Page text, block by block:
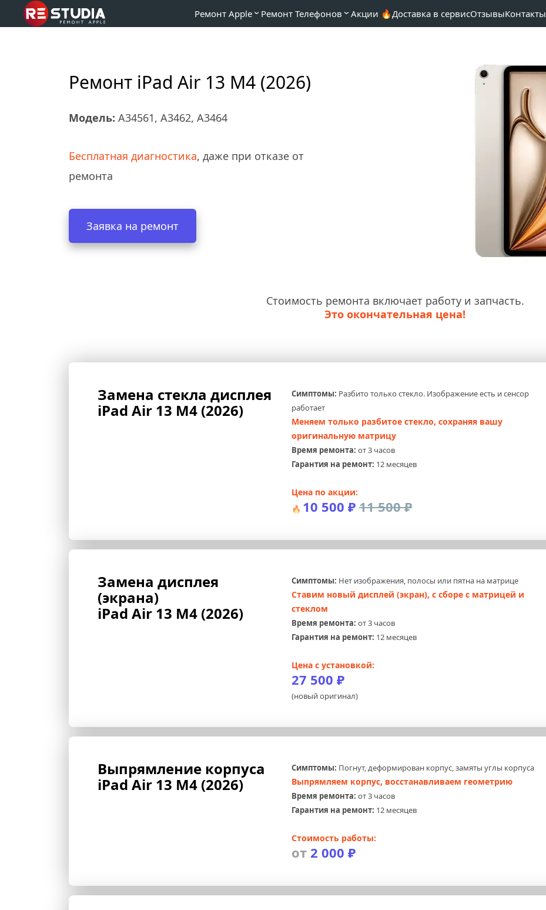
Ремонт Apple Ремонт Телефонов Акции 🔥Доставка в сервисОтзывыКонтакты
Ремонт iPad Air 13 M4 (2026)
Модель: A34561, A3462, A3464
Бесплатная диагностика, даже при отказе от
ремонта
Заявка на ремонт
Стоимость ремонта включает работу и запчасть.
Это окончательная цена!
iPad Air 13 M4 (2026)
Симптомы: Разбито только стекло. Изображение есть и сенсор
работает
Меняем только разбитое стекло, сохраняя вашу
оригинальную матрицу
Время ремонта: от 3 часов
Гарантия на ремонт: 12 месяцев
Цена по акции:
🔥 10 500 ₽ 11 500 ₽
Замена дисплея
(экрана)
iPad Air 13 M4 (2026)
Симптомы: Нет изображения, полосы или пятна на матрице
Ставим новый дисплей (экран), с сборе с матрицей и
стеклом
Время ремонта: от 3 часов
Гарантия на ремонт: 12 месяцев
Цена с установкой:
27 500 ₽
(новый оригинал)
Выпрямление корпуса
iPad Air 13 M4 (2026)
Симптомы: Погнут, деформирован корпус, замяты углы корпуса
Выпрямляем корпус, восстанавливаем геометрию
Время ремонта: от 3 часов
Гарантия на ремонт: 12 месяцев
Стоимость работы:
от 2 000 ₽